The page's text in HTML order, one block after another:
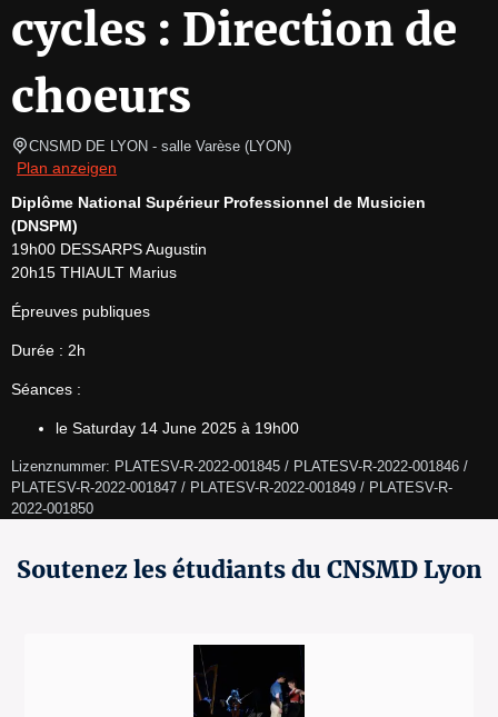
cycles : Direction de
choeurs
CNSMD DE LYON - salle Varèse (LYON)
Plan anzeigen
Diplôme National Supérieur Professionnel de Musicien
(DNSPM)
19h00 DESSARPS Augustin
20h15 THIAULT Marius
Épreuves publiques
Durée : 2h
Séances :
le Saturday 14 June 2025 à 19h00
Lizenznummer: PLATESV-R-2022-001845 / PLATESV-R-2022-001846 /
PLATESV-R-2022-001847 / PLATESV-R-2022-001849 / PLATESV-R-
2022-001850
Soutenez les étudiants du CNSMD Lyon